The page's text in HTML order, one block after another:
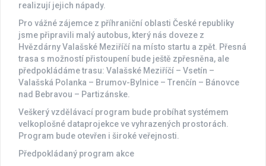
realizují jejich nápady.
Pro vážné zájemce z příhraniční oblasti České republiky
jsme připravili malý autobus, který nás doveze z
Hvězdárny Valašské Meziříčí na místo startu a zpět. Přesná
trasa s možností přistoupení bude ještě zpřesněna, ale
předpokládáme trasu: Valašské Meziříčí – Vsetín –
Valašská Polanka – Brumov-Bylnice – Trenčín – Bánovce
nad Bebravou – Partizánske.
Veškerý vzdělávací program bude probíhat systémem
velkoplošné dataprojekce ve vyhrazených prostorách.
Program bude otevřen i široké veřejnosti.
Předpokládaný program akce